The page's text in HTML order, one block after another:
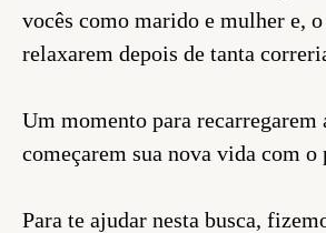
vocês como marido e mulher e,
relaxarem depois de tanta
Um momento para recarregarem
começarem sua nova vida com o
Para te ajudar nesta busca,